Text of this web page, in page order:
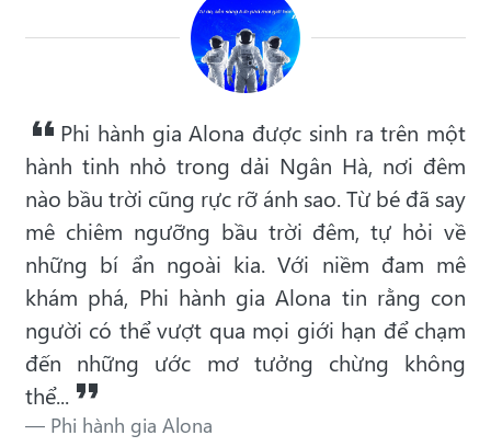
Phi hành gia Alona được sinh ra trên một
hành tinh nhỏ trong dải Ngân Hà, nơi đêm
nào bầu trời cũng rực rỡ ánh sao. Từ bé đã say
mê chiêm ngưỡng bầu trời đêm, tự hỏi về
những bí ẩn ngoài kia. Với niềm đam mê
khám phá, Phi hành gia Alona tin rằng con
người có thể vượt qua mọi giới hạn để chạm
đến những ước mơ tưởng chừng không
thể...
Phi hành gia Alona